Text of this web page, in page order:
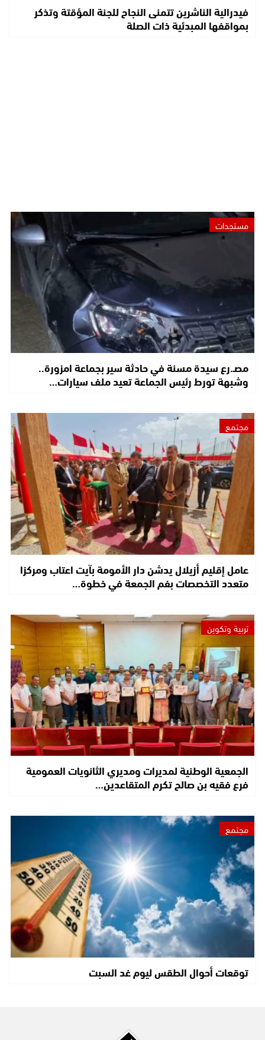
فيدرالية الناشرين تتمنى النجاح للجنة المؤقتة وتذكر
بمواقفها المبدئية ذات الصلة
مستجدات
مصـ.رع سيدة مسنة في حادثة سير بجماعة امزورة..
وشبهة تورط رئيس الجماعة تعيد ملف سيارات…
مجتمع
عامل إقليم أزيلال يدشن دار الأمومة بآيت اعتاب ومركزا
متعدد التخصصات بفم الجمعة في خطوة…
تربية وتكوين
الجمعية الوطنية لمديرات ومديري الثانويات العمومية
فرع فقيه بن صالح تكرم المتقاعدين…
مجتمع
توقعات أحوال الطقس ليوم غد السبت